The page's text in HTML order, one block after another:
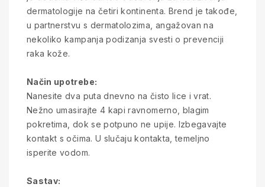
dermatologije na četiri kontinenta. Brend je takođe,
u partnerstvu s dermatolozima, angažovan na
nekoliko kampanja podizanja svesti o prevenciji
raka kože.
Način upotrebe:
Nanesite dva puta dnevno na čisto lice i vrat.
Nežno umasirajte 4 kapi ravnomerno, blagim
pokretima, dok se potpuno ne upije. Izbegavajte
kontakt s očima. U slučaju kontakta, temeljno
isperite vodom.
Sastav: